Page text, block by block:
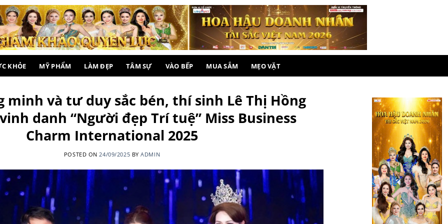
KHỎE MỸ PHẨM LÀM ĐẸP TÂM SỰ VÀO BẾP MUA SẮM MẸO VẶT
minh và tư duy sắc bén, thí sinh Lê Thị Hồng
danh “Người đẹp Trí tuệ” Miss Business
Charm International 2025
POSTED ON 24/09/2025 BYADMIN